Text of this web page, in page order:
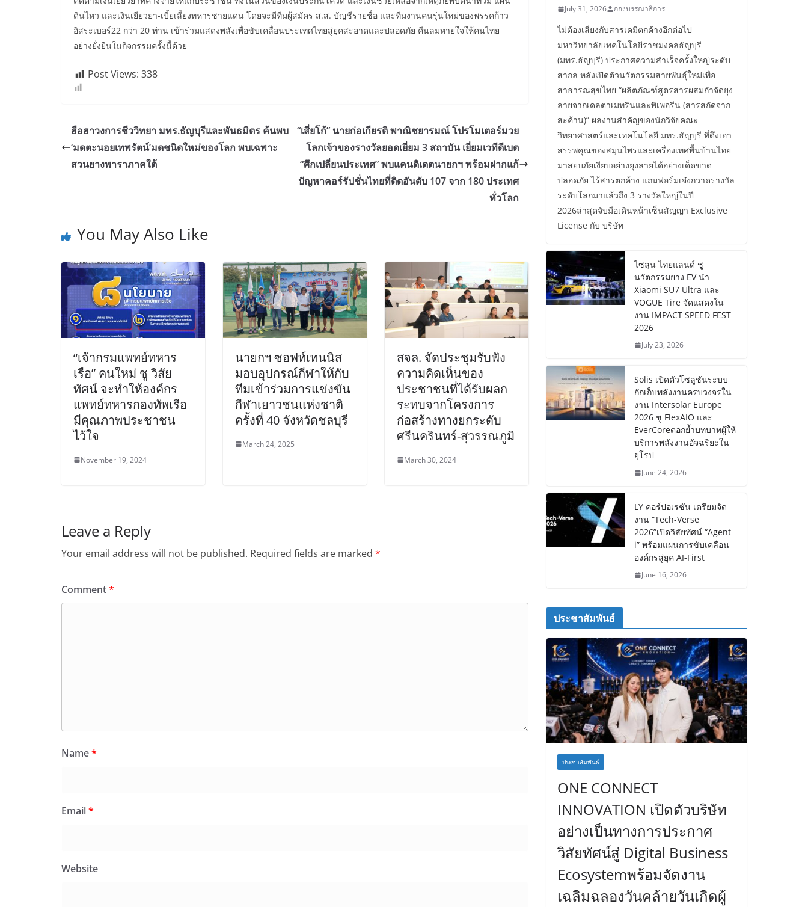
ดินไหว และเงินเยียวยา-เบี้ยเลี้ยงทหารชายแดน โดยจะมีทีมผู้สมัคร ส.ส. บัญชีรายชื่อ และทีมงานคนรุ่นใหม่ของพรรคก้าว
อิสระเบอร์22 กว่า 20 ท่าน เข้าร่วมแสดงพลังเพื่อขับเคลื่อนประเทศไทยสู่ยุคสะอาดและปลอดภัย คืนลมหายใจให้คนไทย
อย่างยั่งยืนในกิจกรรมครั้งนี้ด้วย
Post Views: 338
ฮือฮาวงการชีววิทยา มทร.ธัญบุรีและพันธมิตร ค้นพบ
‘มดตะนอยเทพรัตน์’มดชนิดใหม่ของโลก พบเฉพาะ
สวนยางพาราภาคใต้
“เสี่ยโก้” นายก่อเกียรติ พาณิชยารมณ์ โปรโมเตอร์มวย
โลกเจ้าของรางวัลยอดเยี่ยม 3 สถาบัน เยี่ยมเวทีดีเบต
“ศึกเปลี่ยนประเทศ” พบแคนดิเดตนายกฯ พร้อมฝากแก้
ปัญหาคอร์รัปชั่นไทยที่ติดอันดับ 107 จาก 180 ประเทศ
ทั่วโลก
You May Also Like
“เจ้ากรมแพทย์ทหาร
เรือ” คนใหม่ ชู วิสัย
ทัศน์ จะทำให้องค์กร
แพทย์ทหารกองทัพเรือ
มีคุณภาพประชาชน
ไว้ใจ
November 19, 2024
นายกฯ ซอฟท์เทนนิส
มอบอุปกรณ์กีฬาให้กับ
ทีมเข้าร่วมการแข่งขัน
กีฬาเยาวชนแห่งชาติ
ครั้งที่ 40 จังหวัดชลบุรี
March 24, 2025
สจล. จัดประชุมรับฟัง
ความคิดเห็นของ
ประชาชนที่ได้รับผลก
ระทบจากโครงการ
ก่อสร้างทางยกระดับ
ศรีนครินทร์-สุวรรณภูมิ
March 30, 2024
Leave a Reply
Your email address will not be published. Required fields are marked *
Comment*
Name*
Email*
Website
July 31, 2026 กองบรรณาธิการ
ไม่ต้องเสี่ยงกับสารเคมีตกค้างอีกต่อไป
มหาวิทยาลัยเทคโนโลยีราชมงคลธัญบุรี
(มทร.ธัญบุรี) ประกาศความสำเร็จครั้งใหญ่ระดับ
สากล หลังเปิดตัวนวัตกรรมสายพันธุ์ใหม่เพื่อ
สาธารณสุขไทย “ผลิตภัณฑ์สูตรสารผสมกำจัดยุง
ลายจากเดลตาเมทรินและพิเพอรีน (สารสกัดจาก
สะค้าน)” ผลงานสำคัญของนักวิจัยคณะ
วิทยาศาสตร์และเทคโนโลยี มทร.ธัญบุรี ที่ดึงเอา
สรรพคุณของสมุนไพรและเครื่องเทศพื้นบ้านไทย
มาสยบภัยเงียบอย่างยุงลายได้อย่างเด็ดขาด
ปลอดภัย ไร้สารตกค้าง แถมฟอร์มเจ๋งกวาดรางวัล
ระดับโลกมาแล้วถึง 3 รางวัลใหญ่ในปี
2026ล่าสุดจับมือเดินหน้าเซ็นสัญญา Exclusive
License กับ บริษัท
ไซลุน ไทยแลนด์ ชู
นวัตกรรมยาง EV นำ
Xiaomi SU7 Ultra และ
VOGUE Tire จัดแสดงใน
งาน IMPACT SPEED FEST
2026
July 23, 2026
Solis เปิดตัวโซลูชันระบบ
กักเก็บพลังงานครบวงจรใน
งาน Intersolar Europe
2026 ชู FlexAIO และ
EverCoreตอกย้ำบทบาทผู้ให้
บริการพลังงานอัจฉริยะใน
ยุโรป
June 24, 2026
LY คอร์ปอเรชัน เตรียมจัด
งาน “Tech-Verse
2026”เปิดวิสัยทัศน์ “Agent
i” พร้อมแผนการขับเคลื่อน
องค์กรสู่ยุค AI-First
June 16, 2026
ประชาสัมพันธ์
ประชาสัมพันธ์
ONE CONNECT
INNOVATION เปิดตัวบริษัท
อย่างเป็นทางการประกาศ
วิสัยทัศน์สู่ Digital Business
Ecosystemพร้อมจัดงาน
เฉลิมฉลองวันคล้ายวันเกิดผู้